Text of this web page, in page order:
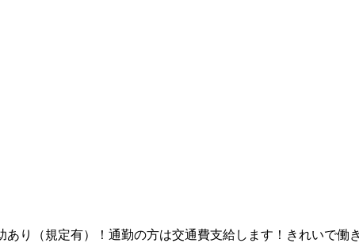
あり（規定有）！通勤の方は交通費支給します！きれいで働